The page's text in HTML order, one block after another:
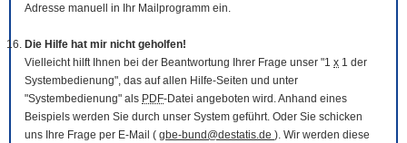
Adresse manuell in Ihr Mailprogramm ein.
Die Hilfe hat mir nicht geholfen!
Vielleicht hilft Ihnen bei der Beantwortung Ihrer Frage unser "1 x 1 der
Systembedienung", das auf allen Hilfe-Seiten und unter
"Systembedienung" als PDF-Datei angeboten wird. Anhand eines
Beispiels werden Sie durch unser System geführt. Oder Sie schicken
uns Ihre Frage per E-Mail ( gbe-bund@destatis.de ). Wir werden diese